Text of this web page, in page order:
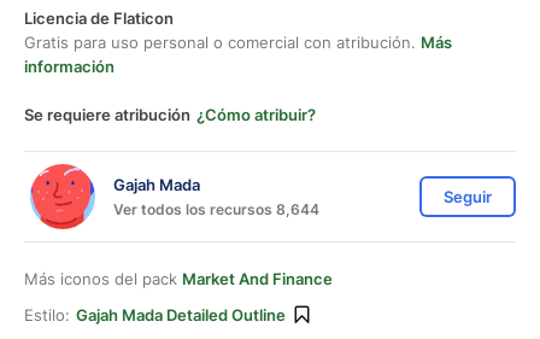
Licencia de Flaticon
Gratis para uso personal o comercial con atribución. Más
información
Se requiere atribución ¿Cómo atribuir?
Gajah Mada
Ver todos los recursos 8,644
Seguir
Más iconos del pack Market And Finance
Estilo: Gajah Mada Detailed Outline